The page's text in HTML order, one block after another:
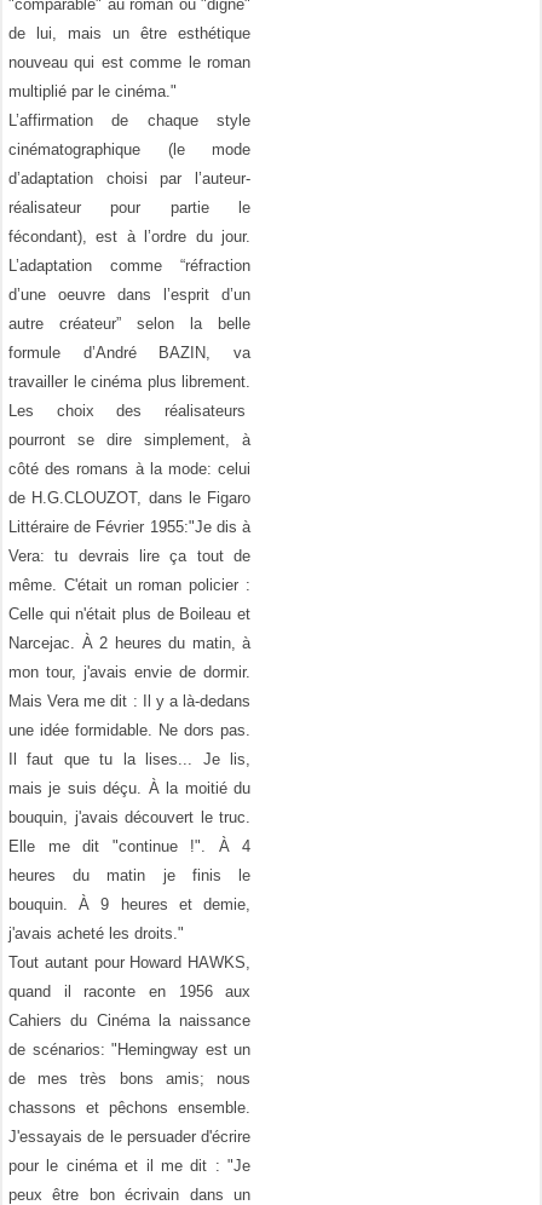
"comparable" au roman ou "digne"
de lui, mais un être esthétique
nouveau qui est comme le roman
multiplié par le cinéma."
L’affirmation de chaque style
cinématographique (le mode
d’adaptation choisi par l’auteur-
réalisateur pour partie le
fécondant), est à l’ordre du jour.
L’adaptation comme “réfraction
d’une oeuvre dans l’esprit d’un
autre créateur” selon la belle
formule d’André BAZIN, va
travailler le cinéma plus librement.
Les choix des réalisateurs
pourront se dire simplement, à
côté des romans à la mode: celui
de H.G.CLOUZOT, dans le Figaro
Littéraire de Février 1955:"Je dis à
Vera: tu devrais lire ça tout de
même. C'était un roman policier :
Celle qui n'était plus de Boileau et
Narcejac. À 2 heures du matin, à
mon tour, j'avais envie de dormir.
Mais Vera me dit : Il y a là-dedans
une idée formidable. Ne dors pas.
Il faut que tu la lises... Je lis,
mais je suis déçu. À la moitié du
bouquin, j'avais découvert le truc.
Elle me dit "continue !". À 4
heures du matin je finis le
bouquin. À 9 heures et demie,
j'avais acheté les droits."
Tout autant pour Howard HAWKS,
quand il raconte en 1956 aux
Cahiers du Cinéma la naissance
de scénarios: "Hemingway est un
de mes très bons amis; nous
chassons et pêchons ensemble.
J'essayais de le persuader d'écrire
pour le cinéma et il me dit : "Je
peux être bon écrivain dans un